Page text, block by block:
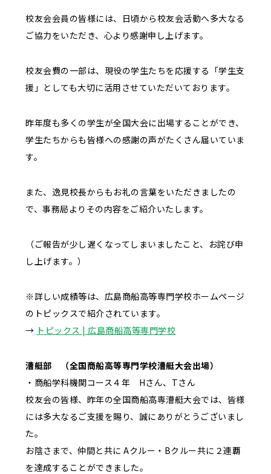
校友会会員の皆様には、日頃から校友会活動へ多大なる
ご協力をいただき、心より感謝申し上げます。
校友会費の一部は、現役の学生たちを応援する「学生支
援」としても大切に活用させていただいております。
昨年度も多くの学生が全国大会に出場することができ、
学生たちからも皆様への感謝の声がたくさん届いていま
す。
また、逸見校長からもお礼の言葉をいただきましたの
で、事務局よりその内容をご紹介いたします。
（ご報告が少し遅くなってしまいましたこと、お詫び申
し上げます。）
※詳しい成績等は、広島商船高等専門学校ホームページ
のトピックスで紹介されています。
→ トピックス | 広島商船高等専門学校
漕艇部 （全国商船高等専門学校漕艇大会出場）
・商船学科機関コース４年 Hさん、Tさん
校友会の皆様、昨年の全国商船高専漕艇大会では、皆様
には多大なるご支援を賜り、誠にありがとうございまし
た。
お陰さまで、仲間と共に Aクルー・Bクルー共に２連覇
を達成することができました。